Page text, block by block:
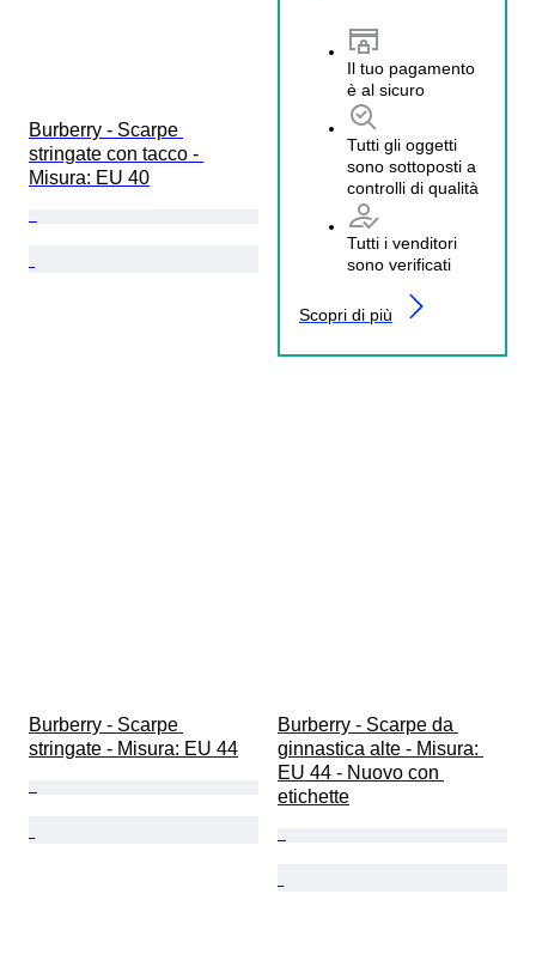
Il tuo pagamento
è al sicuro
Tutti gli oggetti
sono sottoposti a
controlli di qualità
Tutti i venditori
sono verificati
Scopri di più
Burberry - Scarpe
stringate con tacco -
Misura: EU 40
Burberry - Scarpe
stringate - Misura: EU 44
Burberry - Scarpe da
ginnastica alte - Misura:
EU 44 - Nuovo con
etichette